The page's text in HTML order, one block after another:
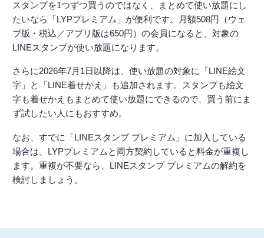
スタンプを1つずつ買うのではなく、まとめて使い放題にし
たいなら「LYPプレミアム」が便利です。月額508円（ウェ
ブ版・税込／アプリ版は650円）の会員になると、対象の
LINEスタンプが使い放題になります。
さらに2026年7月1日以降は、使い放題の対象に「LINE絵文
字」と「LINE着せかえ」も追加されます。スタンプも絵文
字も着せかえもまとめて使い放題にできるので、買う前にま
ず試したい人にもおすすめ。
なお、すでに「LINEスタンプ プレミアム」に加入している
場合は、LYPプレミアムと両方契約していると料金が重複し
ます。重複が不要なら、LINEスタンプ プレミアムの解約を
検討しましょう。